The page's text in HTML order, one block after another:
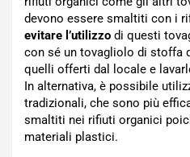
devono essere smaltiti con i
evitare l’utilizzo di questi
con sé un tovagliolo di stoffa
quelli offerti dal locale e
In alternativa, è possibile
tradizionali, che sono più
smaltiti nei rifiuti organici
materiali plastici.